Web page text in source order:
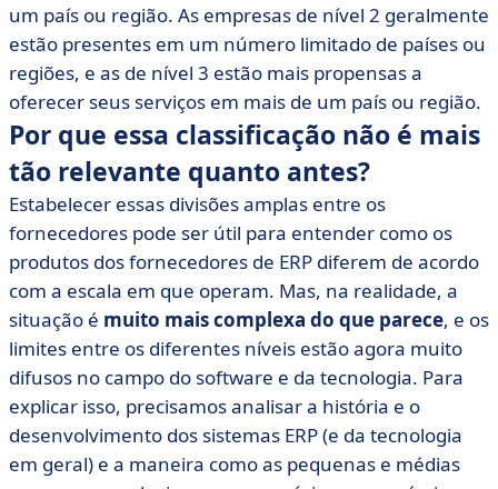
um país ou região. As empresas de nível 2 geralmente
estão presentes em um número limitado de países ou
regiões, e as de nível 3 estão mais propensas a
oferecer seus serviços em mais de um país ou região.
Por que essa classificação não é mais
tão relevante quanto antes?
Estabelecer essas divisões amplas entre os
fornecedores pode ser útil para entender como os
produtos dos fornecedores de ERP diferem de acordo
com a escala em que operam. Mas, na realidade, a
situação é muito mais complexa do que parece, e os
limites entre os diferentes níveis estão agora muito
difusos no campo do software e da tecnologia. Para
explicar isso, precisamos analisar a história e o
desenvolvimento dos sistemas ERP (e da tecnologia
em geral) e a maneira como as pequenas e médias